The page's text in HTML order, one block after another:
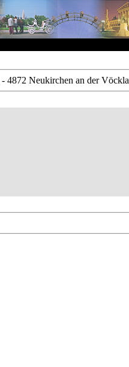
- 4872 Neukirchen an der Vöckla